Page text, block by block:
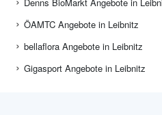
ÖAMTC Angebote in Leibnitz
bellaflora Angebote in Leibnitz
Gigasport Angebote in Leibnitz